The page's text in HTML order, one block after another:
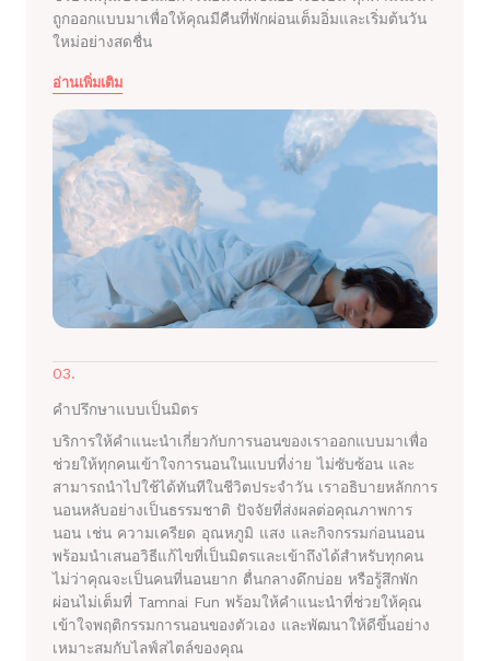
ถูกออกแบบมาเพื่อให้คุณมีคืนที่พักผ่อนเต็มอิ่มและเริ่มต้นวัน
ใหม่อย่างสดชื่น
อ่านเพิ่มเติม
03.
คำปรึกษาแบบเป็นมิตร
บริการให้คำแนะนำเกี่ยวกับการนอนของเราออกแบบมาเพื่อ
ช่วยให้ทุกคนเข้าใจการนอนในแบบที่ง่าย ไม่ซับซ้อน และ
สามารถนำไปใช้ได้ทันทีในชีวิตประจำวัน เราอธิบายหลักการ
นอนหลับอย่างเป็นธรรมชาติ ปัจจัยที่ส่งผลต่อคุณภาพการ
นอน เช่น ความเครียด อุณหภูมิ แสง และกิจกรรมก่อนนอน
พร้อมนำเสนอวิธีแก้ไขที่เป็นมิตรและเข้าถึงได้สำหรับทุกคน
ไม่ว่าคุณจะเป็นคนที่นอนยาก ตื่นกลางดึกบ่อย หรือรู้สึกพัก
ผ่อนไม่เต็มที่ Tamnai Fun พร้อมให้คำแนะนำที่ช่วยให้คุณ
เข้าใจพฤติกรรมการนอนของตัวเอง และพัฒนาให้ดีขึ้นอย่าง
เหมาะสมกับไลฟ์สไตล์ของคุณ